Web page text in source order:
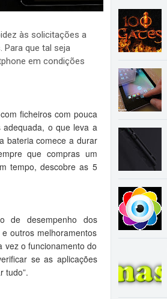
às solicitações a
que tal seja
em condições
ficheiros com pouca
adequada, o que leva a
bateria comece a durar
que compras um
tempo, descobre as 5
de desempenho dos
outros melhoramentos
vez o funcionamento do
se as aplicações
tudo”.